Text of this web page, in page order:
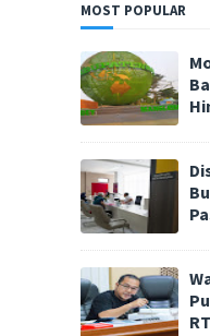
MOST POPULAR